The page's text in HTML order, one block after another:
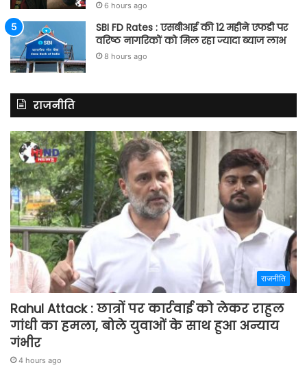
6 hours ago
SBI FD Rates : एसबीआई की 12 महीने एफडी पर
वरिष्ठ नागरिकों को मिल रहा ज्यादा ब्याज लाभ
8 hours ago
राजनीति
राजनीति
Rahul Attack : छात्रों पर कार्रवाई को लेकर राहुल
गांधी का हमला, बोले युवाओं के साथ हुआ अन्याय
गंभीर
4 hours ago